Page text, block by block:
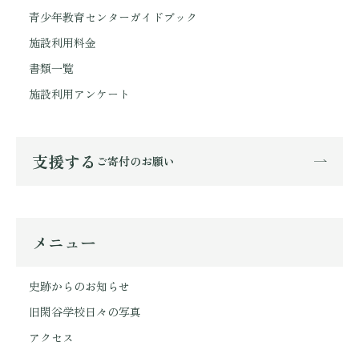
青少年教育センターガイドブック
施設利用料金
書類一覧
施設利用アンケート
支援する ご寄付のお願い
メニュー
史跡からのお知らせ
旧閑谷学校日々の写真
アクセス